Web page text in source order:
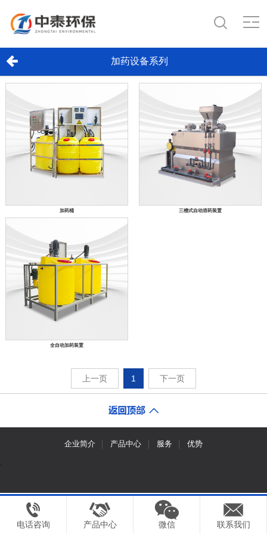
加药设备系列
加药桶 三槽式自动溶药装置
全自动加药装置
上一页 1 下一页
企业简介 产品中心 服务 优势
-
电话咨询 产品中心 微信 联系我们